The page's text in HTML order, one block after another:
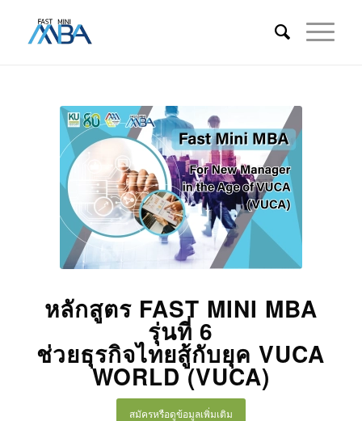
หลักสูตร FAST MINI MBA
รุ่นที่ 6
ช่วยธุรกิจไทยสู้กับยุค VUCA
WORLD (VUCA)
สมัครหรือดูข้อมูลเพิ่มเติม